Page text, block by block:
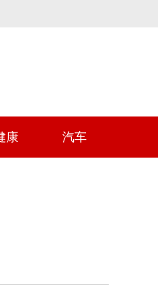
康 汽车